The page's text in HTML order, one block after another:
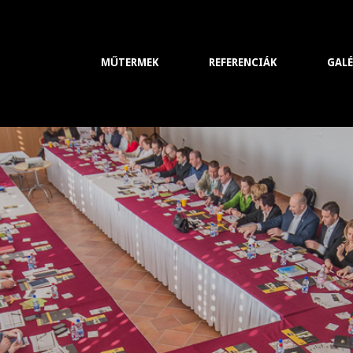
MŰTERMEK REFERENCIÁK